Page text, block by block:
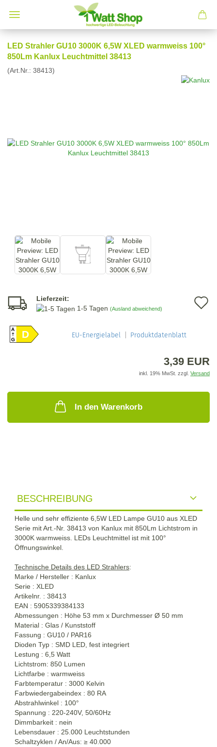
LED Strahler GU10 3000K 6,5W XLED warmweiss 100°
850Lm Kanlux Leuchtmittel 38413
(Art.Nr.: 38413)
Lieferzeit:
1-5 Tagen (Ausland abweichend)
A
GD EU-Energielabel Produktdatenblatt
3,39 EUR
inkl. 19% MwSt. zzgl. Versand
In den Warenkorb
BESCHREIBUNG
Helle und sehr effiziente 6,5W LED Lampe GU10 aus XLED
Serie mit Art.-Nr. 38413 von Kanlux mit 850Lm Lichtstrom in
3000K warmweiss. LEDs Leuchtmittel ist mit 100°
Öffnungswinkel.
Technische Details des LED Strahlers:
Marke / Hersteller : Kanlux
Serie : XLED
Artikelnr. : 38413
EAN : 5905339384133
Abmessungen : Höhe 53 mm x Durchmesser Ø 50 mm
Material : Glas / Kunststoff
Fassung : GU10 / PAR16
Dioden Typ : SMD LED, fest integriert
Lestung : 6,5 Watt
Lichtstrom: 850 Lumen
Lichtfarbe : warmweiss
Farbtemperatur : 3000 Kelvin
Farbwiedergabeindex : 80 RA
Abstrahlwinkel : 100°
Spannung : 220-240V, 50/60Hz
Dimmbarkeit : nein
Lebensdauer : 25.000 Leuchtstunden
Schaltzyklen / An/Aus: ≥ 40.000